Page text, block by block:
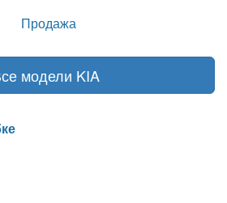
Продажа
модели KIA